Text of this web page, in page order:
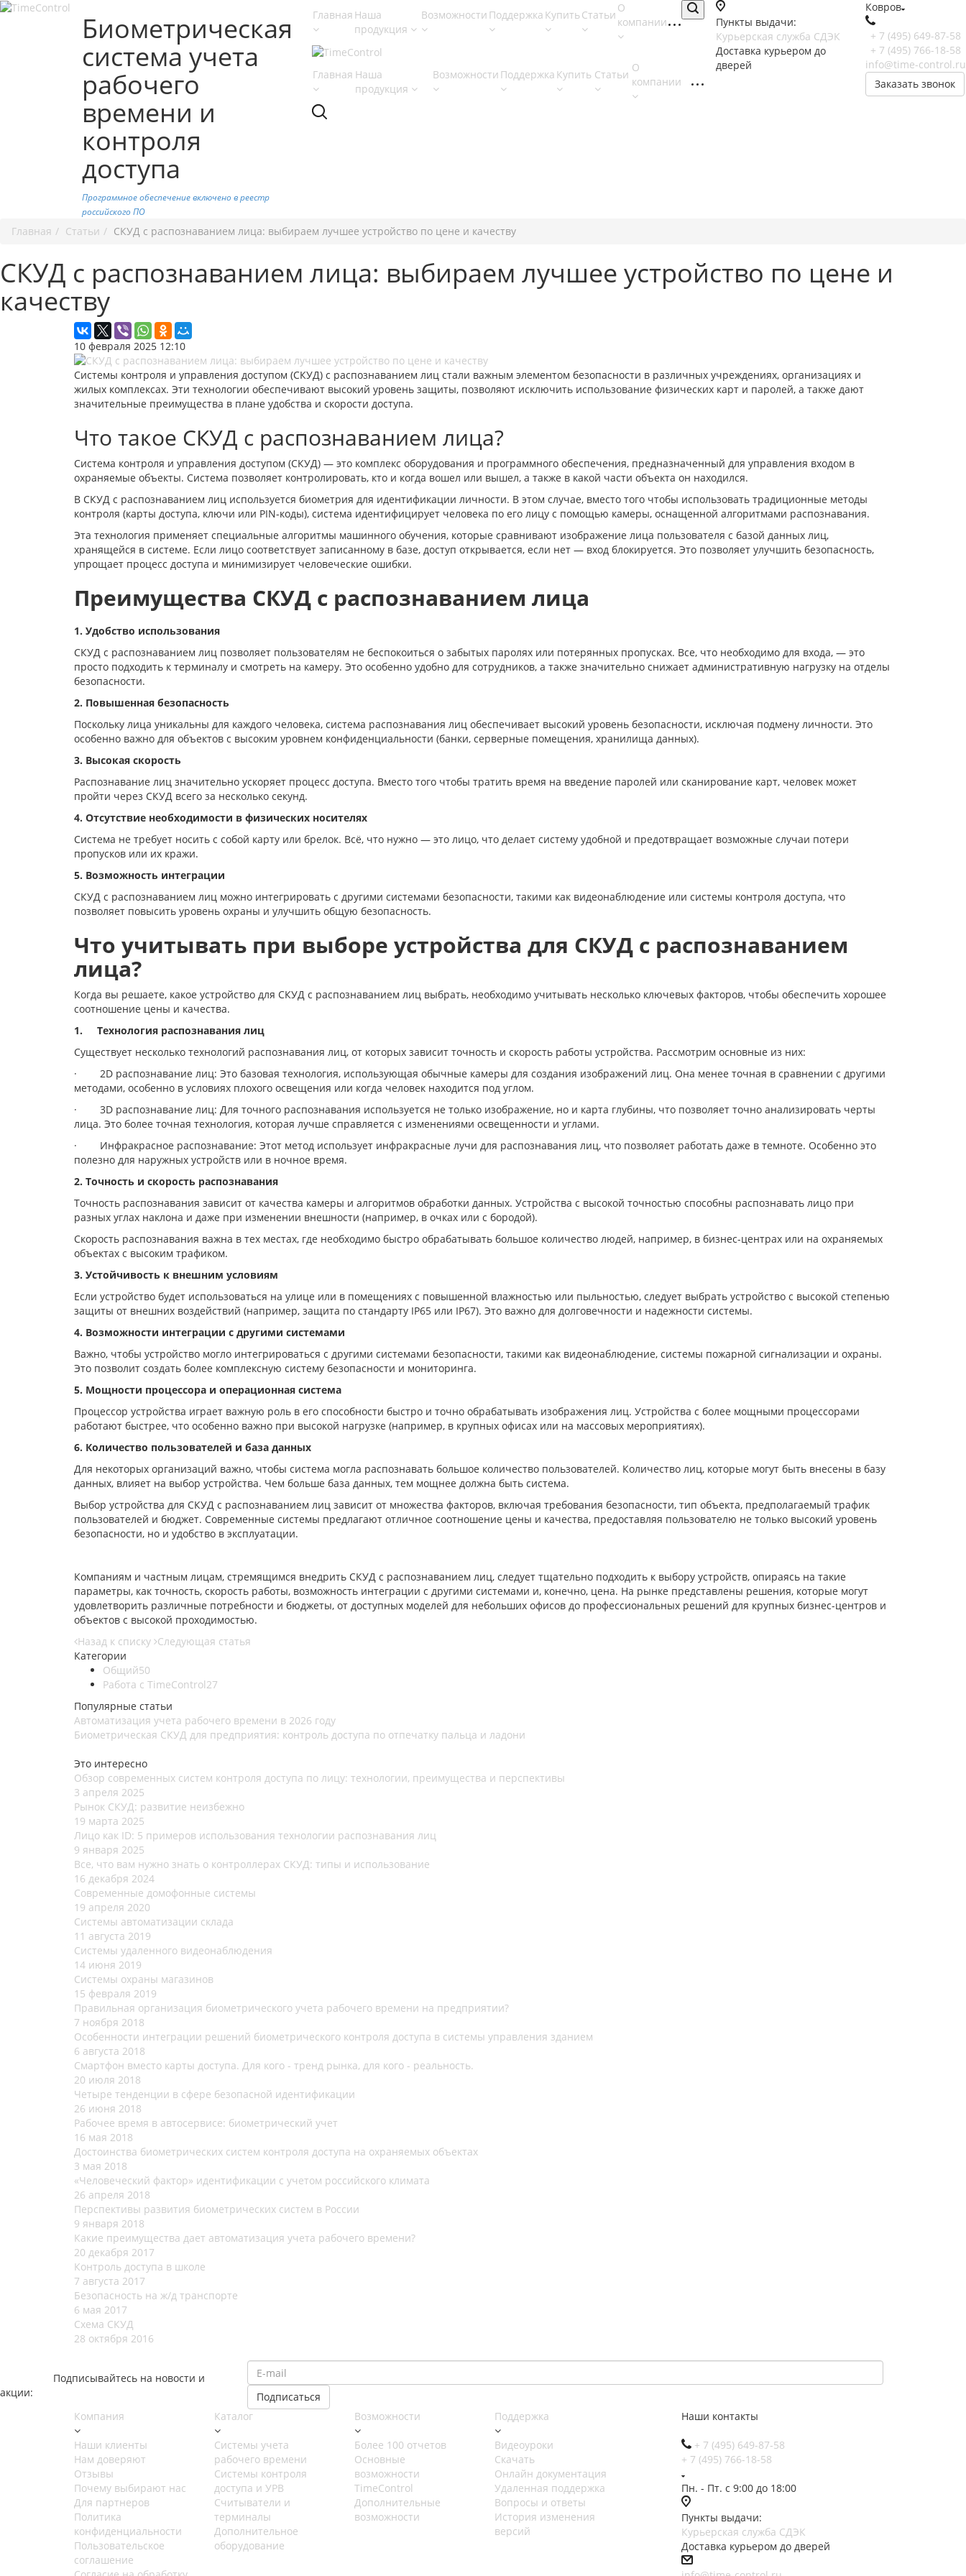
Биометрическая
система учета
рабочего
времени и
контроля
доступа
Программное обеспечение включено в реестр
российского ПО
Ковров
+ 7 (495) 649-87-58
+ 7 (495) 766-18-58
info@time-control.ru
Заказать звонок
Пункты выдачи:
Курьерская служба СДЭК
Доставка курьером до
дверей
Главная Наша
продукция
Возможности Поддержка КупитьСтатьи
О
компании
Главная Наша
продукция
Возможности Поддержка Купить Статьи
О
компании
Главная Статьи СКУД с распознаванием лица: выбираем лучшее устройство по цене и качеству
СКУД с распознаванием лица: выбираем лучшее устройство по цене и
качеству
10 февраля 2025 12:10
Системы контроля и управления доступом (СКУД) с распознаванием лиц стали важным элементом безопасности в различных учреждениях, организациях и
жилых комплексах. Эти технологии обеспечивают высокий уровень защиты, позволяют исключить использование физических карт и паролей, а также дают
значительные преимущества в плане удобства и скорости доступа.
Что такое СКУД с распознаванием лица?
Система контроля и управления доступом (СКУД) — это комплекс оборудования и программного обеспечения, предназначенный для управления входом в
охраняемые объекты. Система позволяет контролировать, кто и когда вошел или вышел, а также в какой части объекта он находился.
В СКУД с распознаванием лиц используется биометрия для идентификации личности. В этом случае, вместо того чтобы использовать традиционные методы
контроля (карты доступа, ключи или PIN-коды), система идентифицирует человека по его лицу с помощью камеры, оснащенной алгоритмами распознавания.
Эта технология применяет специальные алгоритмы машинного обучения, которые сравнивают изображение лица пользователя с базой данных лиц,
хранящейся в системе. Если лицо соответствует записанному в базе, доступ открывается, если нет — вход блокируется. Это позволяет улучшить безопасность,
упрощает процесс доступа и минимизирует человеческие ошибки.
Преимущества СКУД с распознаванием лица
1. Удобство использования
СКУД с распознаванием лиц позволяет пользователям не беспокоиться о забытых паролях или потерянных пропусках. Все, что необходимо для входа, — это
просто подходить к терминалу и смотреть на камеру. Это особенно удобно для сотрудников, а также значительно снижает административную нагрузку на отделы
безопасности.
2. Повышенная безопасность
Поскольку лица уникальны для каждого человека, система распознавания лиц обеспечивает высокий уровень безопасности, исключая подмену личности. Это
особенно важно для объектов с высоким уровнем конфиденциальности (банки, серверные помещения, хранилища данных).
3. Высокая скорость
Распознавание лиц значительно ускоряет процесс доступа. Вместо того чтобы тратить время на введение паролей или сканирование карт, человек может
пройти через СКУД всего за несколько секунд.
4. Отсутствие необходимости в физических носителях
Система не требует носить с собой карту или брелок. Всё, что нужно — это лицо, что делает систему удобной и предотвращает возможные случаи потери
пропусков или их кражи.
5. Возможность интеграции
СКУД с распознаванием лиц можно интегрировать с другими системами безопасности, такими как видеонаблюдение или системы контроля доступа, что
позволяет повысить уровень охраны и улучшить общую безопасность.
Что учитывать при выборе устройства для СКУД с распознаванием
лица?
Когда вы решаете, какое устройство для СКУД с распознаванием лиц выбрать, необходимо учитывать несколько ключевых факторов, чтобы обеспечить хорошее
соотношение цены и качества.
1. Технология распознавания лиц
Существует несколько технологий распознавания лиц, от которых зависит точность и скорость работы устройства. Рассмотрим основные из них:
· 2D распознавание лиц: Это базовая технология, использующая обычные камеры для создания изображений лиц. Она менее точная в сравнении с другими
методами, особенно в условиях плохого освещения или когда человек находится под углом.
· 3D распознавание лиц: Для точного распознавания используется не только изображение, но и карта глубины, что позволяет точно анализировать черты
лица. Это более точная технология, которая лучше справляется с изменениями освещенности и углами.
· Инфракрасное распознавание: Этот метод использует инфракрасные лучи для распознавания лиц, что позволяет работать даже в темноте. Особенно это
полезно для наружных устройств или в ночное время.
2. Точность и скорость распознавания
Точность распознавания зависит от качества камеры и алгоритмов обработки данных. Устройства с высокой точностью способны распознавать лицо при
разных углах наклона и даже при изменении внешности (например, в очках или с бородой).
Скорость распознавания важна в тех местах, где необходимо быстро обрабатывать большое количество людей, например, в бизнес-центрах или на охраняемых
объектах с высоким трафиком.
3. Устойчивость к внешним условиям
Если устройство будет использоваться на улице или в помещениях с повышенной влажностью или пыльностью, следует выбрать устройство с высокой степенью
защиты от внешних воздействий (например, защита по стандарту IP65 или IP67). Это важно для долговечности и надежности системы.
4. Возможности интеграции с другими системами
Важно, чтобы устройство могло интегрироваться с другими системами безопасности, такими как видеонаблюдение, системы пожарной сигнализации и охраны.
Это позволит создать более комплексную систему безопасности и мониторинга.
5. Мощности процессора и операционная система
Процессор устройства играет важную роль в его способности быстро и точно обрабатывать изображения лиц. Устройства с более мощными процессорами
работают быстрее, что особенно важно при высокой нагрузке (например, в крупных офисах или на массовых мероприятиях).
6. Количество пользователей и база данных
Для некоторых организаций важно, чтобы система могла распознавать большое количество пользователей. Количество лиц, которые могут быть внесены в базу
данных, влияет на выбор устройства. Чем больше база данных, тем мощнее должна быть система.
Выбор устройства для СКУД с распознаванием лиц зависит от множества факторов, включая требования безопасности, тип объекта, предполагаемый трафик
пользователей и бюджет. Современные системы предлагают отличное соотношение цены и качества, предоставляя пользователю не только высокий уровень
безопасности, но и удобство в эксплуатации.
Компаниям и частным лицам, стремящимся внедрить СКУД с распознаванием лиц, следует тщательно подходить к выбору устройств, опираясь на такие
параметры, как точность, скорость работы, возможность интеграции с другими системами и, конечно, цена. На рынке представлены решения, которые могут
удовлетворить различные потребности и бюджеты, от доступных моделей для небольших офисов до профессиональных решений для крупных бизнес-центров и
объектов с высокой проходимостью.
Назад к списку Следующая статья
Категории
Общий50
Работа с TimeControl27
Популярные статьи
Автоматизация учета рабочего времени в 2026 году
Биометрическая СКУД для предприятия: контроль доступа по отпечатку пальца и ладони
Это интересно
Обзор современных систем контроля доступа по лицу: технологии, преимущества и перспективы
3 апреля 2025
Рынок СКУД: развитие неизбежно
19 марта 2025
Лицо как ID: 5 примеров использования технологии распознавания лиц
9 января 2025
Все, что вам нужно знать о контроллерах СКУД: типы и использование
16 декабря 2024
Современные домофонные системы
19 апреля 2020
Системы автоматизации склада
11 августа 2019
Системы удаленного видеонаблюдения
14 июня 2019
Системы охраны магазинов
15 февраля 2019
Правильная организация биометрического учета рабочего времени на предприятии?
7 ноября 2018
Особенности интеграции решений биометрического контроля доступа в системы управления зданием
6 августа 2018
Смартфон вместо карты доступа. Для кого - тренд рынка, для кого - реальность.
20 июля 2018
Четыре тенденции в сфере безопасной идентификации
26 июня 2018
Рабочее время в автосервисе: биометрический учет
16 мая 2018
Достоинства биометрических систем контроля доступа на охраняемых объектах
3 мая 2018
«Человеческий фактор» идентификации с учетом российского климата
26 апреля 2018
Перспективы развития биометрических систем в России
9 января 2018
Какие преимущества дает автоматизация учета рабочего времени?
20 декабря 2017
Контроль доступа в школе
7 августа 2017
Безопасность на ж/д транспорте
6 мая 2017
Схема СКУД
28 октября 2016
Подписывайтесь на новости и
акции:
Компания
Наши клиенты
Нам доверяют
Отзывы
Почему выбирают нас
Для партнеров
Политика
конфиденциальности
Пользовательское
соглашение
Каталог
Cистемы учета
рабочего времени
Системы контроля
доступа и УРВ
Считыватели и
терминалы
Дополнительное
оборудование
Возможности
Более 100 отчетов
Основные
возможности
TimeControl
Дополнительные
возможности
Поддержка
Видеоуроки
Скачать
Онлайн документация
Удаленная поддержка
Вопросы и ответы
История изменения
версий
Наши контакты
+ 7 (495) 649-87-58
+ 7 (495) 766-18-58
Пн. - Пт. с 9:00 до 18:00
Пункты выдачи:
Курьерская служба СДЭК
Доставка курьером до дверей